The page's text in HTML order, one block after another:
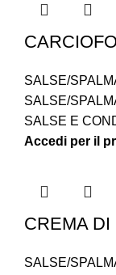
SALSE/
SALSE/
SALSE E
Accedi per il
CREMA
SALSE/